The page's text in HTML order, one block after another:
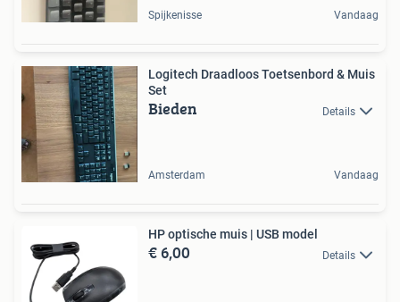
Spijkenisse Vandaag
Logitech Draadloos Toetsenbord & Muis
Set
Bieden Details
Amsterdam Vandaag
HP optische muis | USB model
€ 6,00 Details